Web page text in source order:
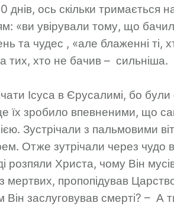
днів, ось скільки тримається
«ви увірували тому, що
та чудес , «але блаженні ті,
тих, хто не бачив – сильніша.
Ісуса в Єрусалимі, бо були
їх зробило впевненими, що
Зустрічали з пальмовими
Отже зутрічали через чудо
розпяли Христа, чому Він
мертвих, пропопідував
Він заслуговував смерті? – А